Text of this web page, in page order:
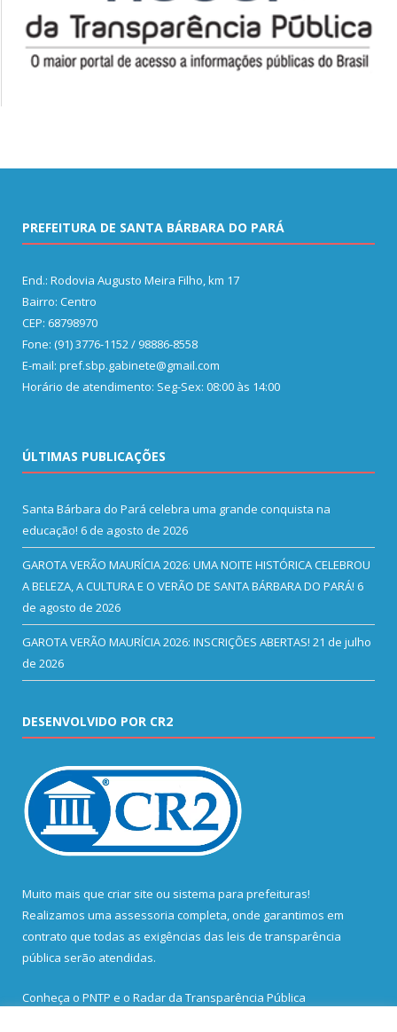
PREFEITURA DE SANTA BÁRBARA DO PARÁ
End.: Rodovia Augusto Meira Filho, km 17
Bairro: Centro
CEP: 68798970
Fone: (91) 3776-1152 / 98886-8558
E-mail: pref.sbp.gabinete@gmail.com
Horário de atendimento: Seg-Sex: 08:00 às 14:00
ÚLTIMAS PUBLICAÇÕES
Santa Bárbara do Pará celebra uma grande conquista na
educação! 6 de agosto de 2026
GAROTA VERÃO MAURÍCIA 2026: UMA NOITE HISTÓRICA CELEBROU
A BELEZA, A CULTURA E O VERÃO DE SANTA BÁRBARA DO PARÁ! 6
de agosto de 2026
GAROTA VERÃO MAURÍCIA 2026: INSCRIÇÕES ABERTAS! 21 de julho
de 2026
DESENVOLVIDO POR CR2
Muito mais que criar site ou sistema para prefeituras!
Realizamos uma assessoria completa, onde garantimos em
contrato que todas as exigências das leis de transparência
pública serão atendidas.
Conheça o PNTP e o Radar da Transparência Pública